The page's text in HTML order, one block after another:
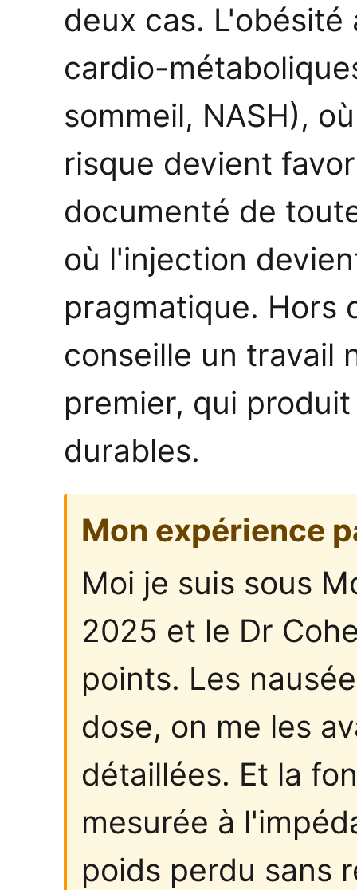
deux cas.
cardio-
sommeil, NASH),
risque devient
documenté de
où l'injection
pragmatique. Hors
conseille un travail
premier, qui
durables.
Mon expérience
Moi je suis sous
2025 et le Dr
points. Les
dose, on me les
détaillées. Et la
mesurée à
poids perdu sans